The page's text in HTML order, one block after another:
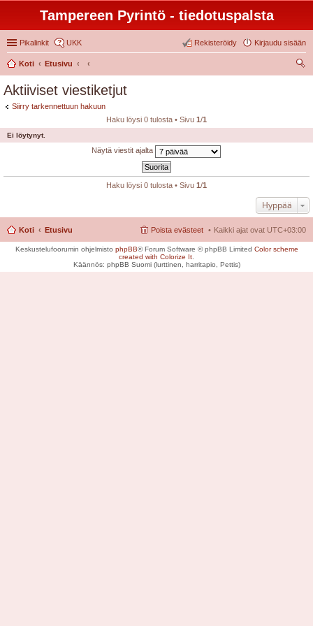
Tampereen Pyrintö - tiedotuspalsta
Pikalinkit UKK Kirjaudu sisään
Rekisteröidy
Koti
Etusivu
Aktiiviset viestiketjut
Siirry tarkennettuun hakuun
Haku löysi 0 tulosta • Sivu 1/1
Ei löytynyt.
Näytä viestit ajalta
Haku löysi 0 tulosta • Sivu 1/1
Hyppää
Koti Etusivu Kaikki ajat ovat UTC+03:00
Poista evästeet
Keskustelufoorumin ohjelmisto phpBB® Forum Software © phpBB Limited Color scheme
created with Colorize It
Käännös: phpBB Suomi (lurttinen, harritapio, Pettis)